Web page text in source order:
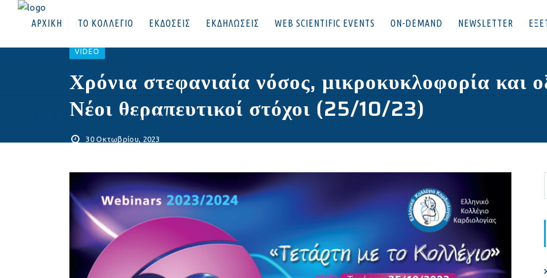
ΑΡΧΙΚΗ ΤΟ ΚΟΛΛΕΓΙΟ ΕΚΔΟΣΕΙΣ ΕΚΔΗΛΩΣΕΙΣ WEB SCIENTIFIC EVENTS ON-DEMAND NEWSLETTER
ΕΠΙΚΟΙΝΩΝΙΑ | ΣΥΝΔΕΘΕΙΤΕ
VIDEO
Χρόνια στεφανιαία νόσος, μικροκυκλοφορία και
Νέοι θεραπευτικοί στόχοι (25/10/23)
30 Οκτωβρίου, 2023